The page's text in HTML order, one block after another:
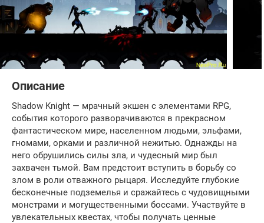
Описание
Shadow Knight — мрачный экшен с элементами RPG,
события которого разворачиваются в прекрасном
фантастическом мире, населенном людьми, эльфами,
гномами, орками и различной нежитью. Однажды на
него обрушились силы зла, и чудесный мир был
захвачен тьмой. Вам предстоит вступить в борьбу со
злом в роли отважного рыцаря. Исследуйте глубокие
бесконечные подземелья и сражайтесь с чудовищными
монстрами и могущественными боссами. Участвуйте в
увлекательных квестах, чтобы получать ценные